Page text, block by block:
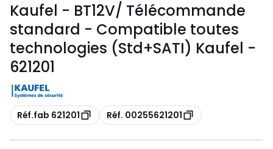
Kaufel - BT12V/ Télécommande
standard - Compatible toutes
technologies (Std+SATI) Kaufel -
621201
Copie
Réf.fab 621201 Copie
Réf. 00255621201